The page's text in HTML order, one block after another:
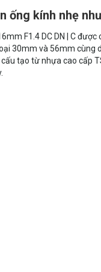
ống kính nhẹ
F1.4 DC DN | C
30mm và 56mm cùng
tạo từ nhựa cao cấp